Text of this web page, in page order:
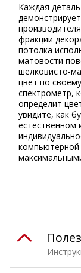
Каждая
фракции
потолка
матовости
шелковисто-
цвет по
спектрометр,
определит
увидите, как
естественном
компьютерной